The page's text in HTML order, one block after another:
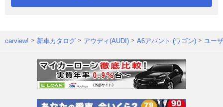
carview! 新車カタログ アウディ(AUDI) A6アバント (ワゴン) ユー